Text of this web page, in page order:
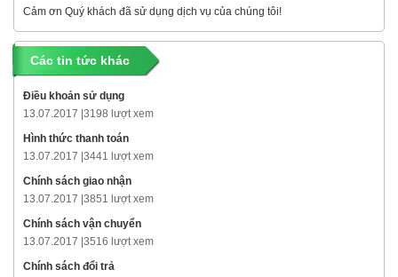
Cảm ơn Quý khách đã sử dụng dịch vụ của chúng tôi!
Các tin tức khác
Điều khoản sử dụng
13.07.2017 | 3198 lượt xem
Hình thức thanh toán
13.07.2017 | 3441 lượt xem
Chính sách giao nhận
13.07.2017 | 3851 lượt xem
Chính sách vận chuyển
13.07.2017 | 3516 lượt xem
Chính sách đổi trả